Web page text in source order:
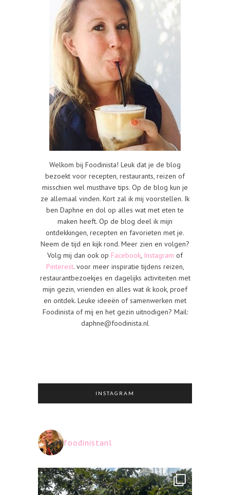
Welkom bij Foodinista! Leuk dat je de blog
bezoekt voor recepten, restaurants, reizen of
misschien wel musthave tips. Op de blog kun je
ze allemaal vinden. Kort zal ik mij voorstellen. Ik
ben Daphne en dol op alles wat met eten te
maken heeft. Op de blog deel ik mijn
ontdekkingen, recepten en favorieten met je.
Neem de tijd en kijk rond. Meer zien en volgen?
Volg mij dan ook op Facebook, Instagram of
Pinterest. voor meer inspiratie tijdens reizen,
restaurantbezoekjes en dagelijks activiteiten met
mijn gezin, vrienden en alles wat ik kook, proef
en ontdek. Leuke ideeën of samenwerken met
Foodinista of mij en het gezin uitnodigen? Mail:
daphne@foodinista.nl
INSTAGRAM
foodinistanl